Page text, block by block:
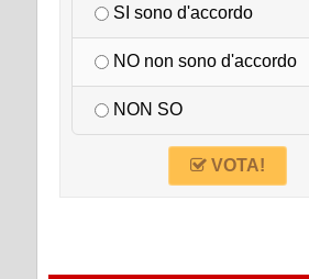
SI sono d'accordo
NO non sono d'accordo
NON SO
VOTA!